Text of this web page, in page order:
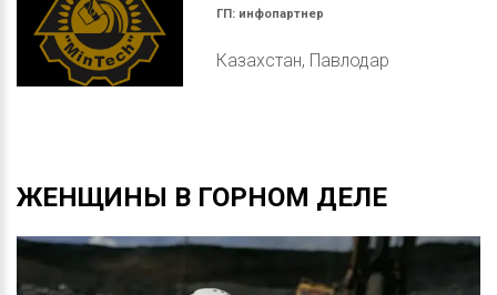
ГП: инфопартнер
Казахстан, Павлодар
ЖЕНЩИНЫ В ГОРНОМ ДЕЛЕ